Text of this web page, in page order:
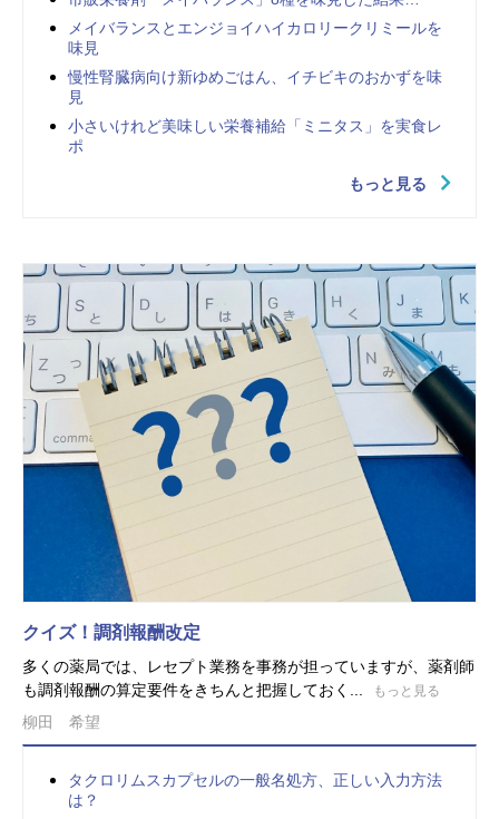
メイバランスとエンジョイハイカロリークリミールを
味見
慢性腎臓病向け新ゆめごはん、イチビキのおかずを味
見
小さいけれど美味しい栄養補給「ミニタス」を実食レ
ポ
もっと見る
クイズ！調剤報酬改定
多くの薬局では、レセプト業務を事務が担っていますが、薬剤師
も調剤報酬の算定要件をきちんと把握しておく...
もっと見る
柳田 希望
タクロリムスカプセルの一般名処方、正しい入力方法
は？